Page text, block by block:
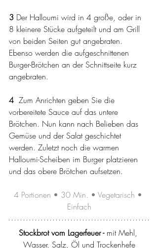
3 Der Halloumi wird in 4 große, oder in
8 kleinere Stücke aufgeteilt und am Grill
von beiden Seiten gut angebraten.
Ebenso werden die aufgeschnittenen
Burger-Brötchen an der Schnittseite kurz
angebraten.
4 Zum Anrichten geben Sie die
vorbereitete Sauce auf das untere
Brötchen. Nun kann nach Belieben das
Gemüse und der Salat geschichtet
werden. Zuletzt noch die warmen
Halloumi-Scheiben im Burger platzieren
und das obere Brötchen aufsetzen.
4 Portionen • 30 Min. • Vegetarisch •
Einfach
Stockbrot vom Lagerfeuer - mit Mehl,
Wasser, Salz, Öl und Trockenhefe